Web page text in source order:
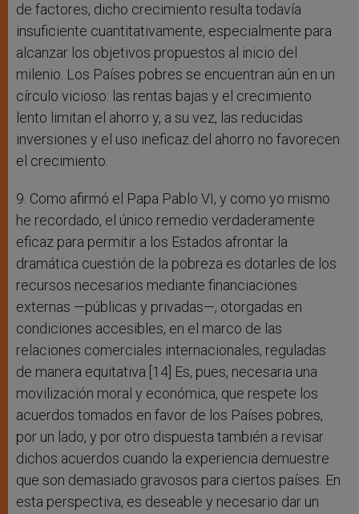
de factores, dicho crecimiento resulta todavía
insuficiente cuantitativamente, especialmente para
alcanzar los objetivos propuestos al inicio del
milenio. Los Países pobres se encuentran aún en un
círculo vicioso: las rentas bajas y el crecimiento
lento limitan el ahorro y, a su vez, las reducidas
inversiones y el uso ineficaz del ahorro no favorecen
el crecimiento.
9. Como afirmó el Papa Pablo VI, y como yo mismo
he recordado, el único remedio verdaderamente
eficaz para permitir a los Estados afrontar la
dramática cuestión de la pobreza es dotarles de los
recursos necesarios mediante financiaciones
externas —públicas y privadas—, otorgadas en
condiciones accesibles, en el marco de las
relaciones comerciales internacionales, reguladas
de manera equitativa.[14] Es, pues, necesaria una
movilización moral y económica, que respete los
acuerdos tomados en favor de los Países pobres,
por un lado, y por otro dispuesta también a revisar
dichos acuerdos cuando la experiencia demuestre
que son demasiado gravosos para ciertos países. En
esta perspectiva, es deseable y necesario dar un